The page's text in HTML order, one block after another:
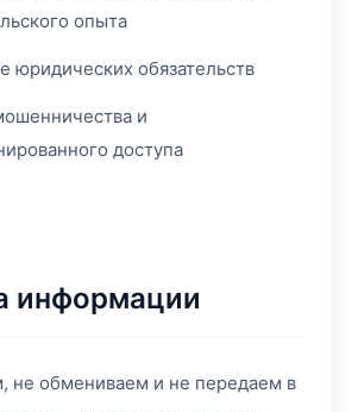
опыта
юридических обязательств
и
доступа
информации
не обмениваем и не передаем в